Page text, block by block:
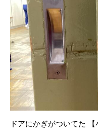
ドアにかぎがついてた